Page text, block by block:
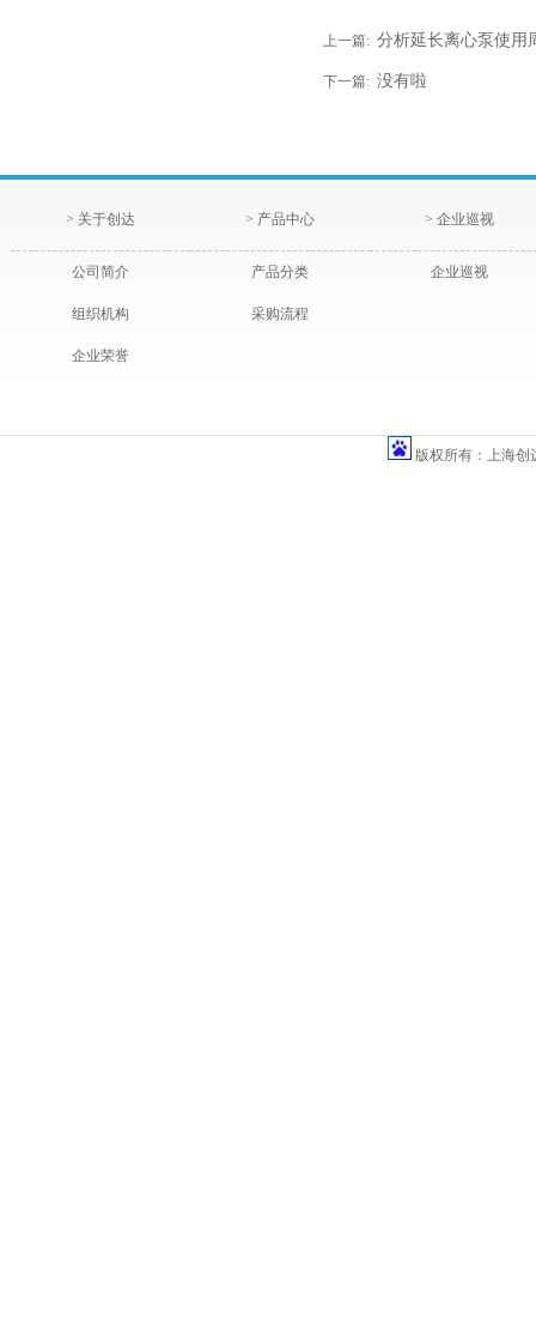
上一篇: 分析延长离心泵使用
下一篇: 没有啦
> 关于创达
公司简介
组织机构
企业荣誉
> 产品中心
产品分类
采购流程
> 企业巡视
企业巡视
版权所有：上海